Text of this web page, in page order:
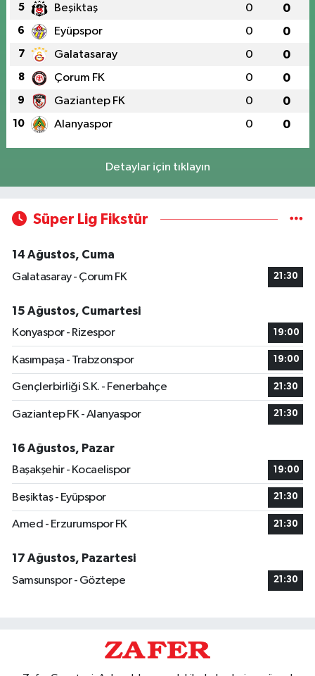
5 Beşiktaş 0 0
6 Eyüpspor 0 0
7 Galatasaray 0 0
8 Çorum FK 0 0
9 Gaziantep FK 0 0
10 Alanyaspor 0 0
Detaylar için tıklayın
Süper Lig Fikstür
14 Ağustos, Cuma
Galatasaray - Çorum FK
21:30
15 Ağustos, Cumartesi
Konyaspor - Rizespor
19:00
Kasımpaşa - Trabzonspor 19:00
Gençlerbirliği S.K. - Fenerbahçe 21:30
Gaziantep FK - Alanyaspor 21:30
16 Ağustos, Pazar
Başakşehir - Kocaelispor
19:00
Beşiktaş - Eyüpspor 21:30
Amed - Erzurumspor FK 21:30
17 Ağustos, Pazartesi
Samsunspor - Göztepe
21:30